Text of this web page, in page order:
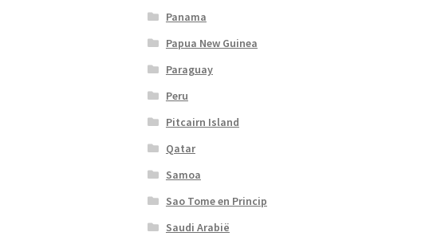
Panama
Papua New Guinea
Paraguay
Peru
Pitcairn Island
Qatar
Samoa
Sao Tome en Princip
Saudi Arabië